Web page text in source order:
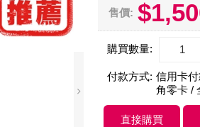
售價:
購買數量:
付款方式: 信用卡
角零卡 /